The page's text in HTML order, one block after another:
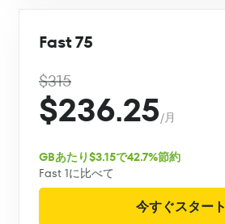
Fast 75
$315
$236.25/月
GBあたり$3.15で42.7%節約
Fast 1に比べて
今すぐスタート